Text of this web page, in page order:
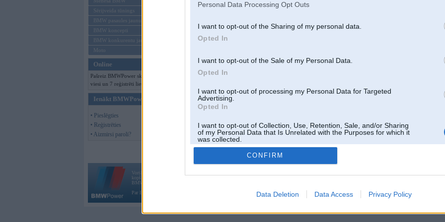
Personal Data Processing Opt Outs
I want to opt-out of the Sharing of my personal data.
Opted In
I want to opt-out of the Sale of my Personal Data.
Opted In
I want to opt-out of processing my Personal Data for Targeted
Advertising.
Opted In
I want to opt-out of Collection, Use, Retention, Sale, and/or Sharing
of my Personal Data that Is Unrelated with the Purposes for which it
was collected.
Opted Out
CONFIRM
Data Deletion Data Access Privacy Policy
Sērijveida tūnings
BMW pasaules jaunumi
BMW koncepti
BMW konkurentu jaunumi
Moto
Online
Pašreiz BMWPower skatās 495
viesi un 7 reģistrēti lietotāji.
Ienākt BMWPower
• Pieslēgties
• Reģistrēties
• Aizmirsi paroli?
Vortāls BMWPower.lv darbojas
kopš 2002. gada 14. maija. Tas nav auto klubs un nav saistīts ar
BMW AG.
Par BMWPower